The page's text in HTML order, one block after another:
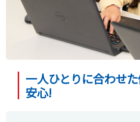
一人ひとりに合わせ
安心!